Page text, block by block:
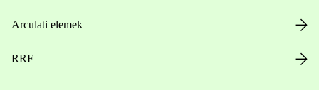
Arculati elemek
RRF